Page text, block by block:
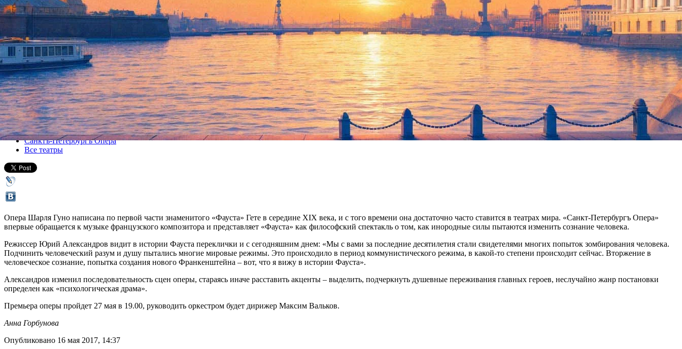
Юрий Александров переписал «Фауста» Шарля Гуно
27 мая 2017, суббота,19.00
Версия для печати
Все спектакли
Санктъ-Петербургъ Опера
Все театры
Опера Шарля Гуно написана по первой части знаменитого «Фауста» Гете в середине XIX века, и с того времени она достаточно часто ставится в театрах мира. «Санкт-Петербургъ Опера»
впервые обращается к музыке французского композитора и представляет «Фауста» как философский спектакль о том, как инородные силы пытаются изменить сознание человека.
Режиссер Юрий Александров видит в истории Фауста переклички и с сегодняшним днем: «Мы с вами за последние десятилетия стали свидетелями многих попыток зомбирования человека.
Подчинить человеческий разум и душу пытались многие мировые режимы. Это происходило в период коммунистического режима, в какой-то степени происходит сейчас. Вторжение в
человеческое сознание, попытка создания нового Франкенштейна – вот, что я вижу в истории Фауста».
Александров изменил последовательность сцен оперы, стараясь иначе расставить акценты – выделить, подчеркнуть душевные переживания главных героев, неслучайно жанр постановки
определен как «психологическая драма».
Премьера оперы пройдет 27 мая в 19.00, руководить оркестром будет дирижер Максим Вальков.
Анна Горбунова
Опубликовано 16 мая 2017, 14:37